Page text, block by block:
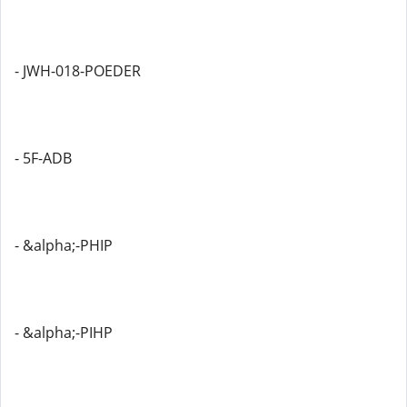
- JWH-018-POEDER
- 5F-ADB
- &alpha;-PHIP
- &alpha;-PIHP